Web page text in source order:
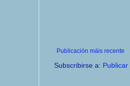
Publicación máis recente
Subscribirse a: